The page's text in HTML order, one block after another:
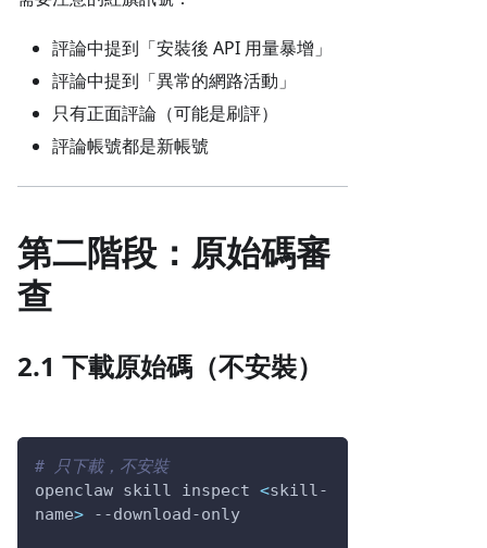
評論中提到「安裝後 API 用量暴增」
評論中提到「異常的網路活動」
只有正面評論（可能是刷評）
評論帳號都是新帳號
第二階段：原始碼審
查
2.1 下載原始碼（不安裝）
# 只下載，不安裝
openclaw skill inspect <skill-
name> --download-only